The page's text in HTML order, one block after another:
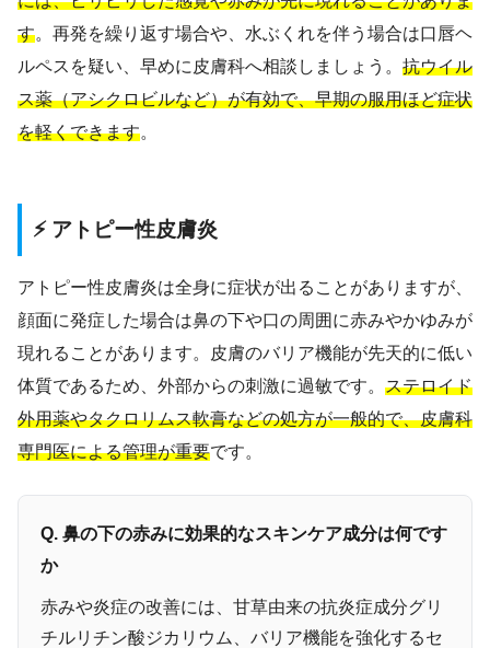
す。再発を繰り返す場合や、水ぶくれを伴う場合は口唇ヘ
ルペスを疑い、早めに皮膚科へ相談しましょう。 抗ウイル
ス薬（アシクロビルなど）が有効で、早期の服用ほど症状
を軽くできます。
⚡ アトピー性皮膚炎
アトピー性皮膚炎は全身に症状が出ることがありますが、
顔面に発症した場合は鼻の下や口の周囲に赤みやかゆみが
現れることがあります。皮膚のバリア機能が先天的に低い
体質であるため、外部からの刺激に過敏です。 ステロイド
外用薬やタクロリムス軟膏などの処方が一般的で、皮膚科
専門医による管理が重要です。
Q. 鼻の下の赤みに効果的なスキンケア成分は何です
か
赤みや炎症の改善には、甘草由来の抗炎症成分グリ
チルリチン酸ジカリウム、バリア機能を強化するセ